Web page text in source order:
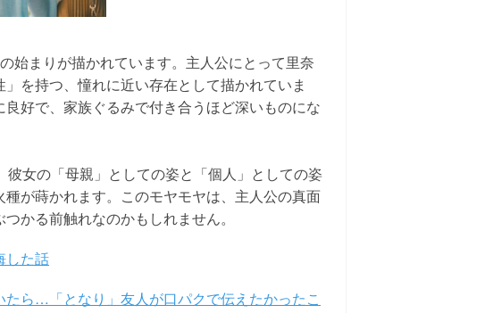
始まりが描かれています。主人公にとって里奈
を持つ、憧れに近い存在として描かれていま
好で、家族ぐるみで付き合うほど深いものにな
女の「母親」としての姿と「個人」としての姿
が蒔かれます。このモヤモヤは、主人公の真面
かる前触れなのかもしれません。
した話
ら…「となり」友人が口パクで伝えたかったこ